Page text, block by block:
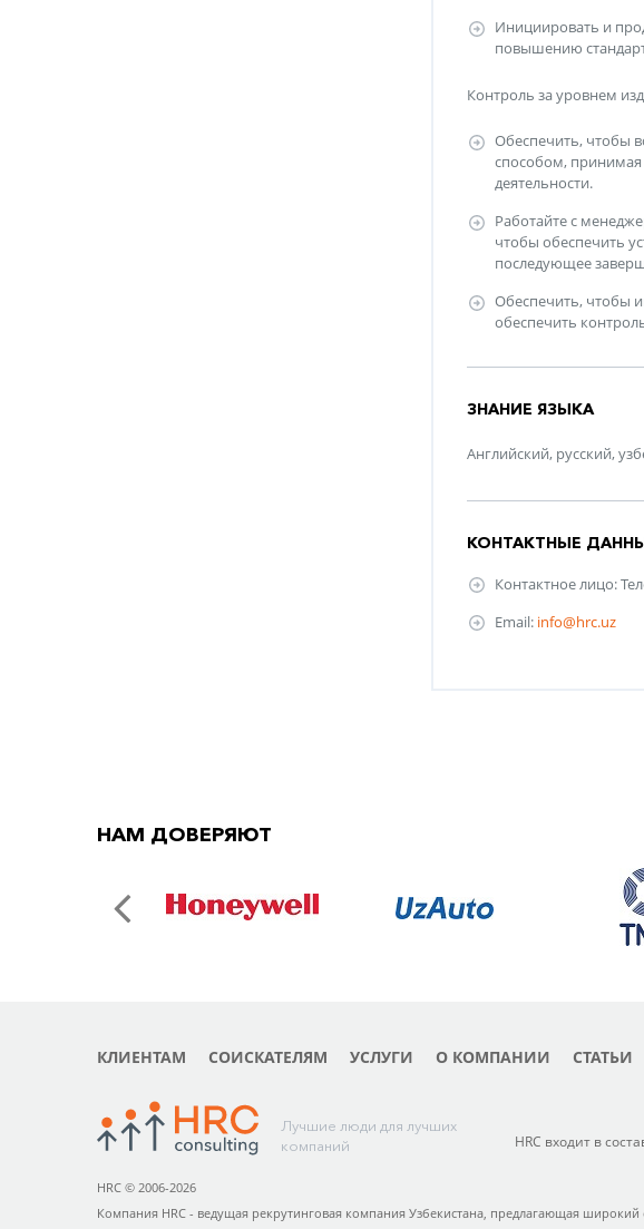
Инициировать и
повышению
Контроль за уровнем
Обеспечить, чтобы
способом,
деятельности.
Работайте с
чтобы обеспечить
последующее
Обеспечить, чтобы
обеспечить
ЗНАНИЕ ЯЗЫКА
Английский, русский,
КОНТАКТНЫЕ
Контактное лицо:
Email: info@hrc.uz
НАМ ДОВЕРЯЮТ
КЛИЕНТАМ СОИСКАТЕЛЯМ УСЛУГИ О КОМПАНИИ СТАТЬИ
Лучшие люди для лучших
компаний
HRC входит в
HRC © 2006-2026
Компания HRC - ведущая рекрутинговая компания Узбекистана, предлагающая широкий